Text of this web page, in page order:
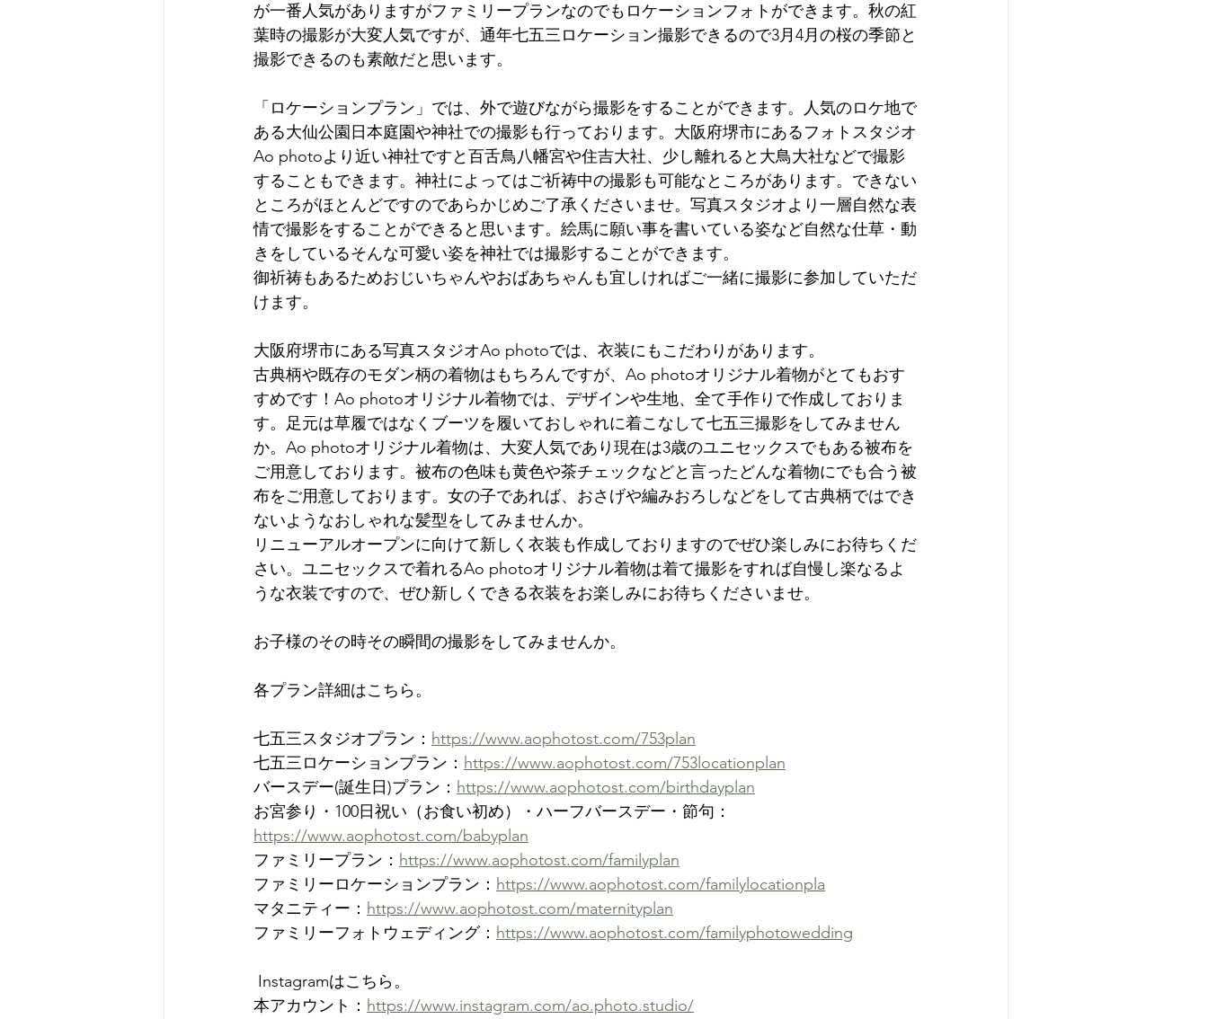
が一番人気がありますがファミリープランなのでもロケーションフォトができます。秋の紅
葉時の撮影が大変人気ですが、通年七五三ロケーション撮影できるので3月4月の桜の季節と
撮影できるのも素敵だと思います。
「ロケーションプラン」では、外で遊びながら撮影をすることができます。人気のロケ地で
ある大仙公園日本庭園や神社での撮影も行っております。大阪府堺市にあるフォトスタジオ
Ao photoより近い神社ですと百舌鳥八幡宮や住吉大社、少し離れると大鳥大社などで撮影
することもできます。神社によってはご祈祷中の撮影も可能なところがあります。できない
ところがほとんどですのであらかじめご了承くださいませ。写真スタジオより一層自然な表
情で撮影をすることができると思います。絵馬に願い事を書いている姿など自然な仕草・動
きをしているそんな可愛い姿を神社では撮影することができます。
御祈祷もあるためおじいちゃんやおばあちゃんも宜しければご一緒に撮影に参加していただ
けます。
大阪府堺市にある写真スタジオAo photoでは、衣装にもこだわりがあります。
古典柄や既存のモダン柄の着物はもちろんですが、Ao photoオリジナル着物がとてもおす
すめです！Ao photoオリジナル着物では、デザインや生地、全て手作りで作成しておりま
す。足元は草履ではなくブーツを履いておしゃれに着こなして七五三撮影をしてみません
か。Ao photoオリジナル着物は、大変人気であり現在は3歳のユニセックスでもある被布を
ご用意しております。被布の色味も黄色や茶チェックなどと言ったどんな着物にでも合う被
布をご用意しております。女の子であれば、おさげや編みおろしなどをして古典柄ではでき
ないようなおしゃれな髪型をしてみませんか。
リニューアルオープンに向けて新しく衣装も作成しておりますのでぜひ楽しみにお待ちくだ
さい。ユニセックスで着れるAo photoオリジナル着物は着て撮影をすれば自慢し楽なるよ
うな衣装ですので、ぜひ新しくできる衣装をお楽しみにお待ちくださいませ。
お子様のその時その瞬間の撮影をしてみませんか。
各プラン詳細はこちら。
七五三スタジオプラン： https://www.aophotost.com/753plan
七五三ロケーションプラン： https://www.aophotost.com/753locationplan
バースデー(誕生日)プラン： https://www.aophotost.com/birthdayplan
お宮参り・100日祝い（お食い初め）・ハーフバースデー・節句：
https://www.aophotost.com/babyplan
ファミリープラン： https://www.aophotost.com/familyplan
ファミリーロケーションプラン： https://www.aophotost.com/familylocationpla
マタニティー： https://www.aophotost.com/maternityplan
ファミリーフォトウェディング： https://www.aophotost.com/familyphotowedding
Instagramはこちら。
本アカウント： https://www.instagram.com/ao.photo.studio/